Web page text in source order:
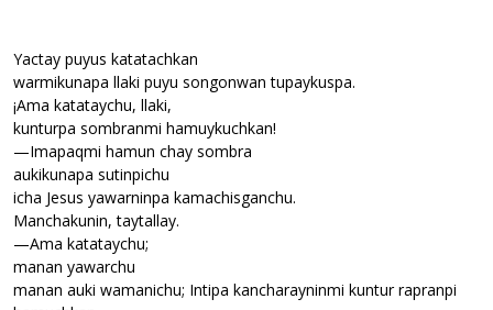
Yactay puyus katatachkan
warmikunapa llaki puyu songonwan tupaykuspa.
¡Ama katataychu, llaki,
kunturpa sombranmi hamuykuchkan!
—Imapaqmi hamun chay sombra
aukikunapa sutinpichu
icha Jesus yawarninpa kamachisganchu.
Manchakunin, taytallay.
—Ama katataychu;
manan yawarchu
manan auki wamanichu; Intipa kancharayninmi kuntur rapranpi